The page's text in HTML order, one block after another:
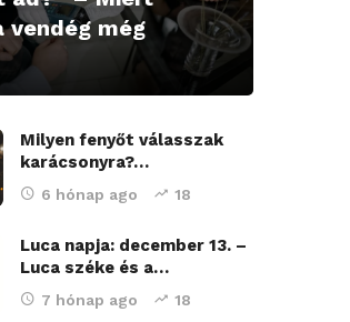
vendég még
Milyen fenyőt válasszak
karácsonyra?…
6 hónap ago 18
Luca napja: december 13. –
Luca széke és a…
7 hónap ago 18